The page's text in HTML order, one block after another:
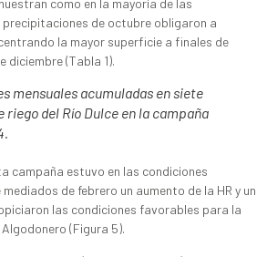
como en la mayoría de las
de octubre obligaron a
la mayor superficie a finales de
diciembre (Tabla 1).
mensuales acumuladas en siete
riego del Río Dulce en la campaña
campaña estuvo en las condiciones
de febrero un aumento de la HR y un
las condiciones favorables para la
(Figura 5).